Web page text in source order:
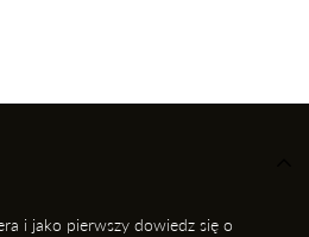
i jako pierwszy dowiedz się o